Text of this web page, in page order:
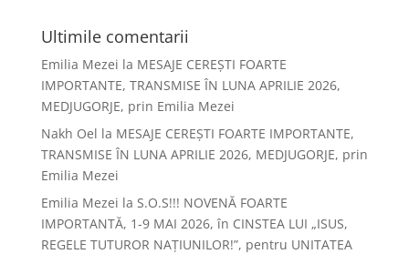
Ultimile comentarii
Emilia Mezei la MESAJE CEREȘTI FOARTE
IMPORTANTE, TRANSMISE ÎN LUNA APRILIE 2026,
MEDJUGORJE, prin Emilia Mezei
Nakh Oel la MESAJE CEREȘTI FOARTE IMPORTANTE,
TRANSMISE ÎN LUNA APRILIE 2026, MEDJUGORJE, prin
Emilia Mezei
Emilia Mezei la S.O.S!!! NOVENĂ FOARTE
IMPORTANTĂ, 1-9 MAI 2026, în CINSTEA LUI „ISUS,
REGELE TUTUROR NAȚIUNILOR!”, pentru UNITATEA